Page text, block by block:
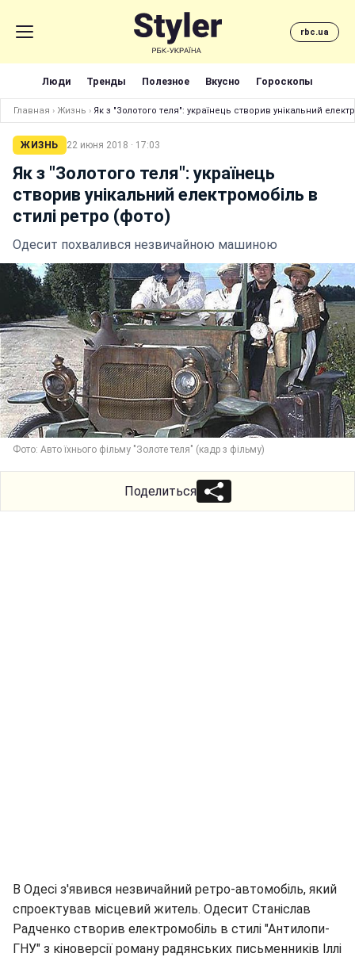
rbc.ua
Люди Тренды Полезное Вкусно Гороскопы
Главная › Жизнь › Як з "Золотого теля": українець створив унікальний
ЖИЗНЬ 22 июня 2018 · 17:03
Як з "Золотого теля": українець
створив унікальний електромобіль в
стилі ретро (фото)
Одесит похвалився незвичайною машиною
Фото: Авто їхнього фільму "Золоте теля" (кадр з фільму)
Поделиться
В Одесі з'явився незвичайний ретро-автомобіль, який
спроектував місцевий житель. Одесит Станіслав
Радченко створив електромобіль в стилі "Антилопи-
ГНУ" з кіноверсії роману радянських письменників Іллі